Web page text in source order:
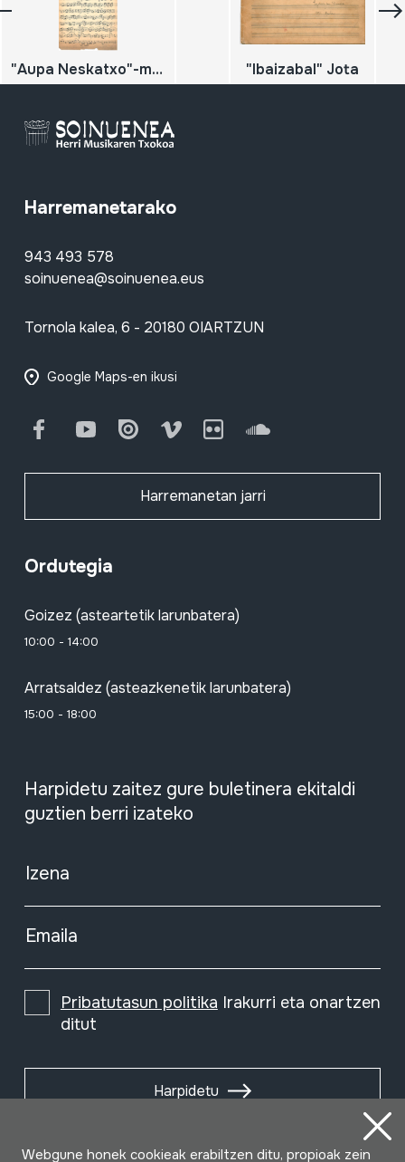
"Aupa Neskatxo"-marcha y escenas de Txori erri "Ibaizabal" Jota
Harremanetarako
943 493 578
soinuenea@soinuenea.eus
Tornola kalea, 6 - 20180 OIARTZUN
Google Maps-en ikusi
FacebookYoutube Issuu Vimeo Flickr SoundCloud
Harremanetan jarri
Ordutegia
Goizez (asteartetik larunbatera)
10:00 - 14:00
Arratsaldez (asteazkenetik larunbatera)
15:00 - 18:00
Harpidetu zaitez gure buletinera ekitaldi
guztien berri izateko
Izena
Emaila
Pribatutasun politika Irakurri eta onartzen
ditut
Harpidetu
Webgune honek cookieak erabiltzen ditu, propioak zein